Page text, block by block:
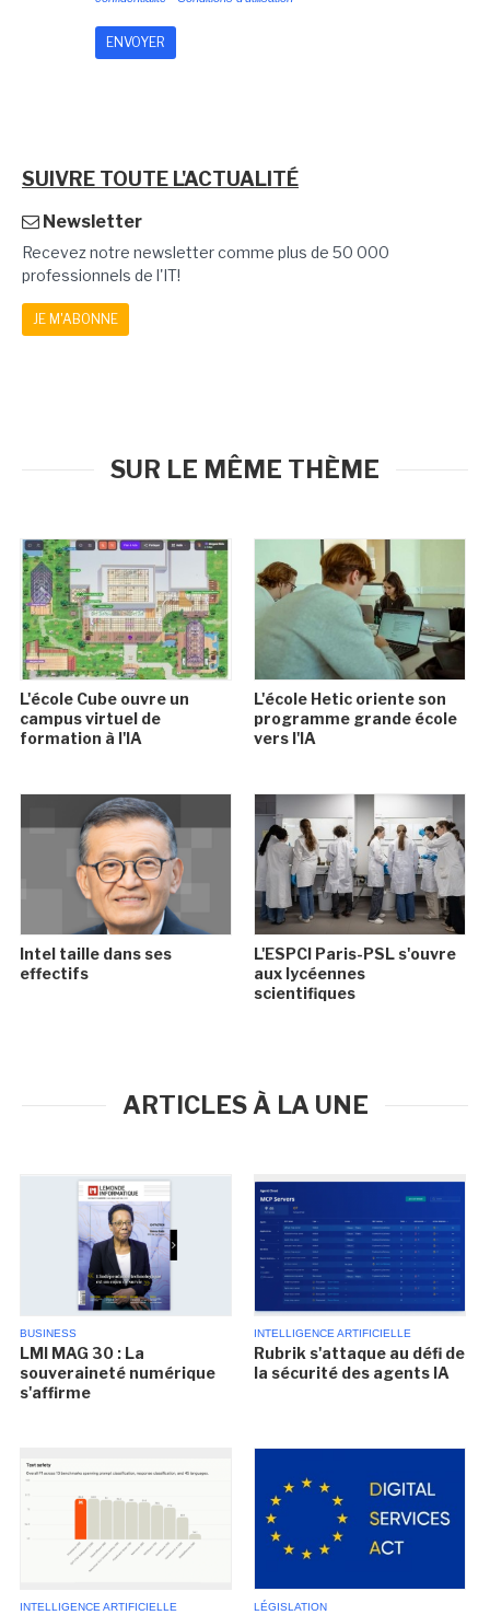
SUIVRE TOUTE L'ACTUALITÉ
Newsletter
Recevez notre newsletter comme plus de 50 000
professionnels de l'IT!
JE M'ABONNE
SUR LE MÊME THÈME
L'école Cube ouvre un
campus virtuel de
formation à l'IA
L'école Hetic oriente son
programme grande école
vers l'IA
Intel taille dans ses
effectifs
L'ESPCI Paris-PSL s'ouvre
aux lycéennes
scientifiques
ARTICLES À LA UNE
BUSINESS
LMI MAG 30 : La
souveraineté numérique
s'affirme
INTELLIGENCE ARTIFICIELLE
Rubrik s'attaque au défi de
la sécurité des agents IA
INTELLIGENCE ARTIFICIELLE LÉGISLATION